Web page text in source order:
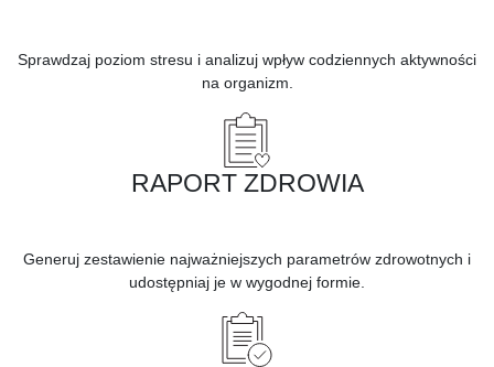
Sprawdzaj poziom stresu i analizuj wpływ codziennych aktywności
na organizm.
RAPORT ZDROWIA
Generuj zestawienie najważniejszych parametrów zdrowotnych i
udostępniaj je w wygodnej formie.